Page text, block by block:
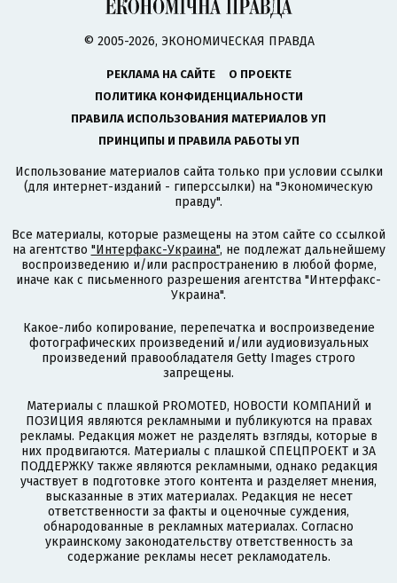
© 2005-2026, ЭКОНОМИЧЕСКАЯ ПРАВДА
РЕКЛАМА НА САЙТЕ
О ПРОЕКТЕ
ПОЛИТИКА КОНФИДЕНЦИАЛЬНОСТИ
ПРАВИЛА ИСПОЛЬЗОВАНИЯ МАТЕРИАЛОВ УП
ПРИНЦИПЫ И ПРАВИЛА РАБОТЫ УП
Использование материалов сайта только при условии ссылки
(для интернет-изданий - гиперссылки) на "Экономическую
правду".
Все материалы, которые размещены на этом сайте со ссылкой
на агентство "Интерфакс-Украина", не подлежат дальнейшему
воспроизведению и/или распространению в любой форме,
иначе как с письменного разрешения агентства "Интерфакс-
Украина".
Какое-либо копирование, перепечатка и воспроизведение
фотографических произведений и/или аудиовизуальных
произведений правообладателя Getty Images строго
запрещены.
Материалы с плашкой PROMOTED, НОВОСТИ КОМПАНИЙ и
ПОЗИЦИЯ являются рекламными и публикуются на правах
рекламы. Редакция может не разделять взгляды, которые в
них продвигаются. Материалы с плашкой СПЕЦПРОЕКТ и ЗА
ПОДДЕРЖКУ также являются рекламными, однако редакция
участвует в подготовке этого контента и разделяет мнения,
высказанные в этих материалах. Редакция не несет
ответственности за факты и оценочные суждения,
обнародованные в рекламных материалах. Согласно
украинскому законодательству ответственность за
содержание рекламы несет рекламодатель.